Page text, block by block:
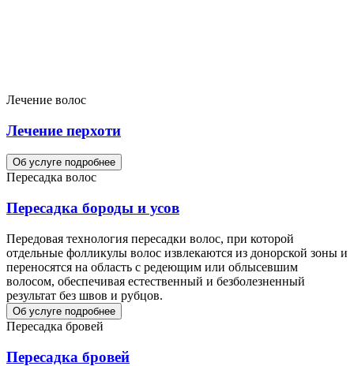
Лечение волос
Лечение перхоти
Об услуге подробнее
Пересадка волос
Пересадка бороды и усов
Передовая технология пересадки волос, при которой
отдельные фолликулы волос извлекаются из донорской зоны и
переносятся на область с редеющим или облысевшим
волосом, обеспечивая естественный и безболезненный
результат без швов и рубцов.
Об услуге подробнее
Пересадка бровей
Пересадка бровей